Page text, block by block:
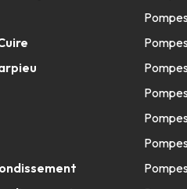
37 26 13 00
24h/24 7j/7
- Trévoux